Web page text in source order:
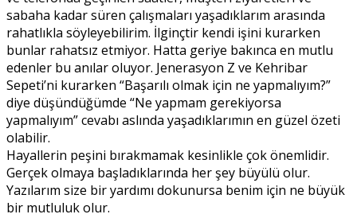
sabaha kadar süren çalışmaları yaşadıklarım arasında
rahatlıkla söyleyebilirim. İlginçtir kendi işini kurarken
bunlar rahatsız etmiyor. Hatta geriye bakınca en mutlu
edenler bu anılar oluyor. Jenerasyon Z ve Kehribar
Sepeti’ni kurarken “Başarılı olmak için ne yapmalıyım?”
diye düşündüğümde “Ne yapmam gerekiyorsa
yapmalıyım” cevabı aslında yaşadıklarımın en güzel özeti
olabilir.
Hayallerin peşini bırakmamak kesinlikle çok önemlidir.
Gerçek olmaya başladıklarında her şey büyülü olur.
Yazılarım size bir yardımı dokunursa benim için ne büyük
bir mutluluk olur.